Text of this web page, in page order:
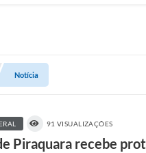
Notícia
91 VISUALIZAÇÕES
Piraquara recebe